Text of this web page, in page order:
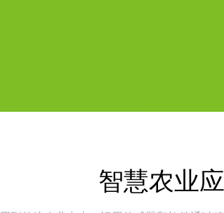
智慧农业